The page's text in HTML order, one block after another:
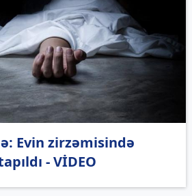
Evin zirzəmisində
- VİDEO